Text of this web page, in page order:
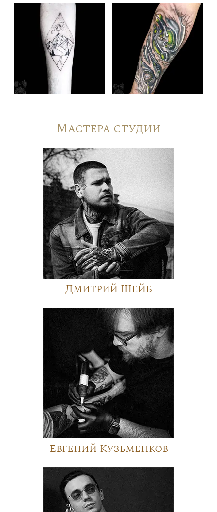
Мастера студии
Дмитрий Шейб
Евгений Кузьменков